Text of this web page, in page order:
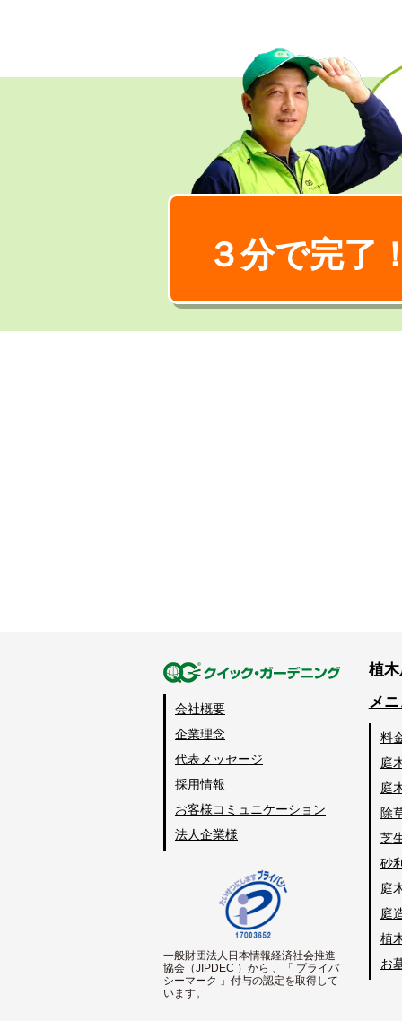
３分で完了
会社概要
企業理念
代表メッセージ
採用情報
お客様コミュニケーション
法人企業様
一般財団法人日本情報経済社会推進
協会（JIPDEC ）から 、「 プライバ
シーマーク 」付与の認定を取得して
います。
植
メ
料
庭
庭
除
芝
砂
庭
庭
植
お